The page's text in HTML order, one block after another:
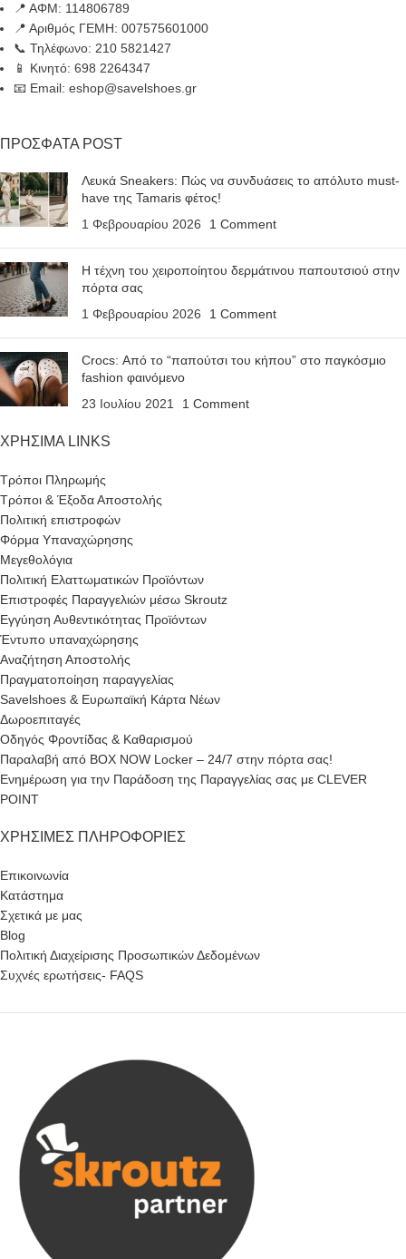
📍 ΑΦΜ: 114806789
📍 Αριθμός ΓΕΜΗ: 007575601000
📞 Τηλέφωνο: 210 5821427
📱 Κινητό: 698 2264347
📧 Email: eshop@savelshoes.gr
ΠΡΟΣΦΑΤΑ POST
Λευκά Sneakers: Πώς να συνδυάσεις το απόλυτο must-
have της Tamaris φέτος!
1 Φεβρουαρίου 2026
1 Comment
Η τέχνη του χειροποίητου δερμάτινου παπουτσιού στην
πόρτα σας
1 Φεβρουαρίου 2026
1 Comment
Crocs: Από το “παπούτσι του κήπου” στο παγκόσμιο
fashion φαινόμενο
23 Ιουλίου 2021
1 Comment
ΧΡΗΣΙΜΑ LINKS
Τρόποι Πληρωμής
Τρόποι & Έξοδα Αποστολής
Πολιτική επιστροφών
Φόρμα Υπαναχώρησης
Μεγεθολόγια
Πολιτική Ελαττωματικών Προϊόντων
Επιστροφές Παραγγελιών μέσω Skroutz
Εγγύηση Αυθεντικότητας Προϊόντων
Έντυπο υπαναχώρησης
Αναζήτηση Αποστολής
Πραγματοποίηση παραγγελίας
Savelshoes & Ευρωπαϊκή Κάρτα Νέων
Δωροεπιταγές
Οδηγός Φροντίδας & Καθαρισμού
Παραλαβή από BOX NOW Locker – 24/7 στην πόρτα σας!
Ενημέρωση για την Παράδοση της Παραγγελίας σας με CLEVER
POINT
ΧΡΉΣΙΜΕΣ ΠΛΗΡΟΦΟΡΊΕΣ
Επικοινωνία
Κατάστημα
Σχετικά με μας
Blog
Πολιτική Διαχείρισης Προσωπικών Δεδομένων
Συχνές ερωτήσεις- FAQS